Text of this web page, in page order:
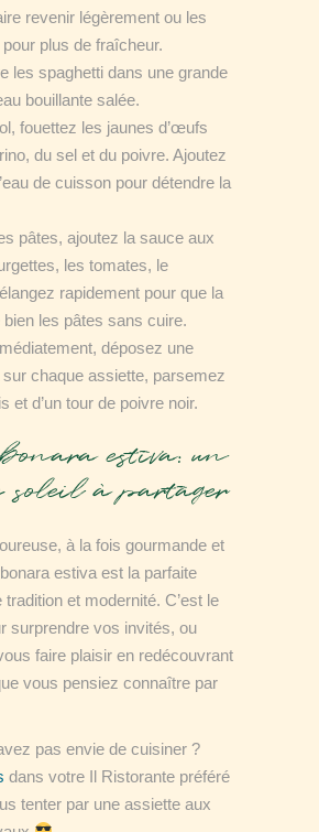
revenir légèrement ou les
plus de fraîcheur.
les spaghetti dans une grande
bouillante salée.
fouettez les jaunes d’œufs
du sel et du poivre. Ajoutez
de cuisson pour détendre la
pâtes, ajoutez la sauce aux
les tomates, le
rapidement pour que la
les pâtes sans cuire.
déposez une
chaque assiette, parsemez
et d’un tour de poivre noir.
estiva: un
à partager
à la fois gourmande et
estiva est la parfaite
tradition et modernité. C’est le
surprendre vos invités, ou
faire plaisir en redécouvrant
vous pensiez connaître par
pas envie de cuisiner ?
dans votre Il Ristorante préféré
tenter par une assiette aux